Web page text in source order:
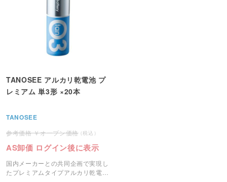
TANOSEE アルカリ乾電池 プ
レミアム 単3形 ×20本
TANOSEE
オープン価格
AS卸価 ログイン後に表示
国内メーカーとの共同企画で実現し
たプレミアムタイプアルカリ乾電